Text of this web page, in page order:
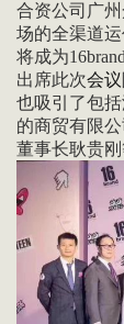
合资公司广
场的全渠道
将成为
出席此次会议
也吸引了包
的商贸有限
董事长耿贵刚